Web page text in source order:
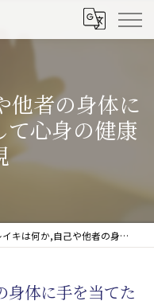
他者の身体に
心身の健康
キは何か,自己や他者の身体に手を当てたりかざして心身の健康を実現
身体に手を当てた